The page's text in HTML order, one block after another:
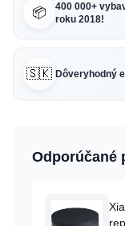
📦
400 000+
roku 2018!
🇸🇰 Dôveryhodný
Odporúčané